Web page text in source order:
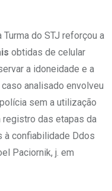
do STJ reforçou a
obtidas de celular
a idoneidade e a
analisado envolveu
sem a utilização
das etapas da
à confiabilidade Ddos
Paciornik, j. em